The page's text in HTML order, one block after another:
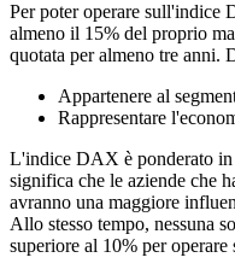
Per poter operare sull'indice
almeno il 15% del proprio
quotata per almeno tre anni.
Appartenere al
Rappresentare
L'indice DAX è ponderato in
significa che le aziende che
avranno una maggiore
Allo stesso tempo, nessuna
superiore al 10% per